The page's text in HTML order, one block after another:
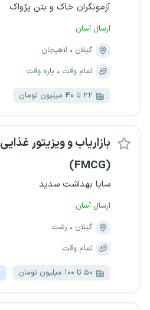
آزمونگران خاک و بتن پژواک
ارسال آسان
گیلان
لاهیجان
تمام وقت
پاره وقت
۲۲ تا ۴۰ میلیون تومان
بازاریاب و ویزیتور غذایی
(FMCG)
سایا بهداشت سدید
ارسال آسان
گیلان
رشت
تمام وقت
۵۰ تا ۱۰۰ میلیون تومان